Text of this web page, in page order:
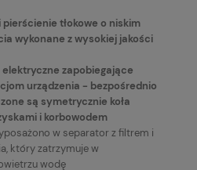
tłokowe o niskim
wykonane z wysokiej jakości
zapobiegające
urządzenia - bezpośrednio
są symetrycznie koła
i korbowodem
w separator z filtrem i
który zatrzymuje w
wodę